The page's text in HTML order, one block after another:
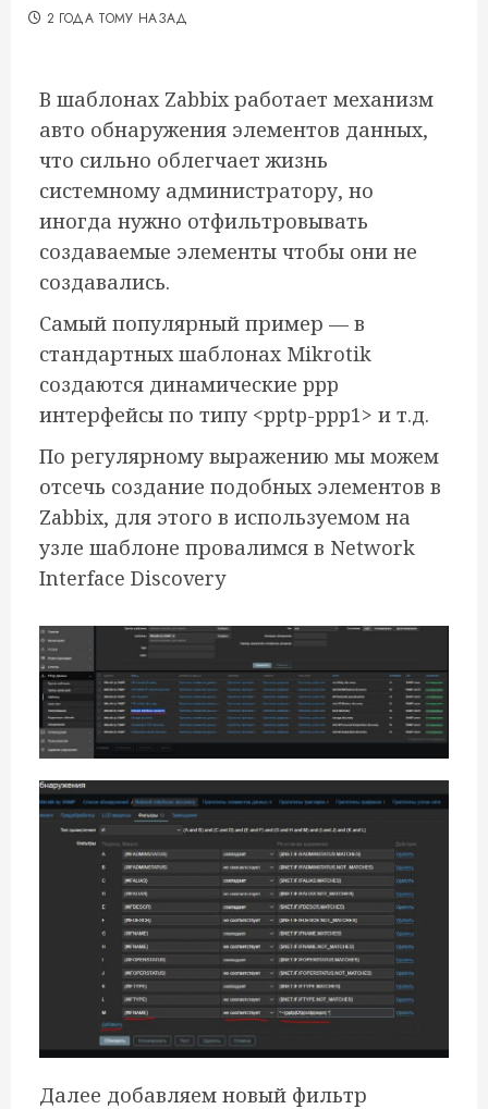
2 ГОДА ТОМУ НАЗАД
В шаблонах Zabbix работает механизм
авто обнаружения элементов данных,
что сильно облегчает жизнь
системному администратору, но
иногда нужно отфильтровывать
создаваемые элементы чтобы они не
создавались.
Самый популярный пример — в
стандартных шаблонах Mikrotik
создаются динамические ppp
интерфейсы по типу <pptp-ppp1> и т.д.
По регулярному выражению мы можем
отсечь создание подобных элементов в
Zabbix, для этого в используемом на
узле шаблоне провалимся в Network
Interface Discovery
Далее добавляем новый фильтр